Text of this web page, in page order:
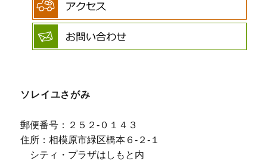
ソレイユさがみ
郵便番号：２５２-０１４３
住所：相模原市緑区橋本６-２-１
シティ・プラザはしもと内